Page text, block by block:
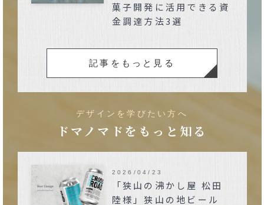
菓子開発に活用できる資
金調達方法3選
記事をもっと見る
デザインを学びたい方へ
ドマノマドをもっと知る
「狭山の沸かし屋 松田
陸様」狭山の地ビール
2026/04/23